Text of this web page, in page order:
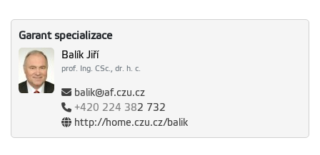
Garant specializace
Balík Jiří
prof. Ing. CSc., dr. h. c.
balik@af.czu.cz
+420 224 382 732
http://home.czu.cz/balik